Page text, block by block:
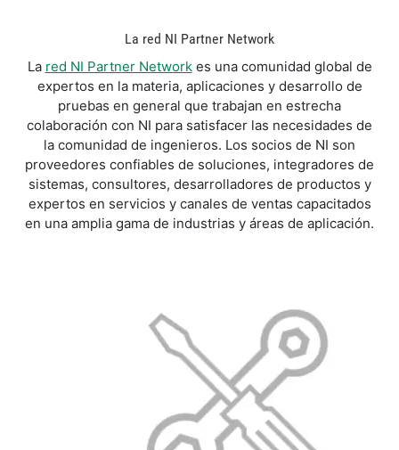
La red NI Partner Network
La red NI Partner Networkes una comunidad global de
expertos en la materia, aplicaciones y desarrollo de
pruebas en general que trabajan en estrecha
colaboración con NI para satisfacer las necesidades de
la comunidad de ingenieros. Los socios de NI son
proveedores confiables de soluciones, integradores de
sistemas, consultores, desarrolladores de productos y
expertos en servicios y canales de ventas capacitados
en una amplia gama de industrias y áreas de aplicación.